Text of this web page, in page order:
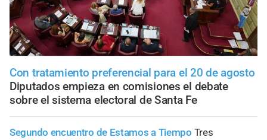
Con tratamiento preferencial para el 20 de agosto
Diputados empieza en comisiones el debate
sobre el sistema electoral de Santa Fe
Segundo encuentro de Estamos a Tiempo Tres